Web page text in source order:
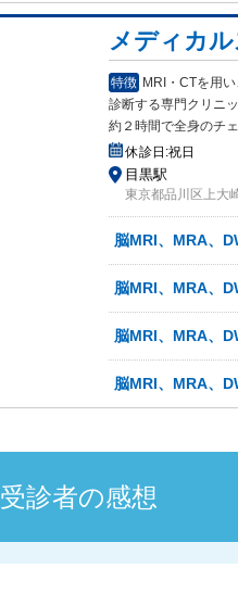
メディカ
特徴 MRI・CTを用
診断する専門クリニッ
約２時間で全身のチ
休診日:祝日
目黒駅
東京都品川区上大
脳MRI、MRA、
脳MRI、MRA、
脳MRI、MRA、
脳MRI、MRA、
受診者の感想